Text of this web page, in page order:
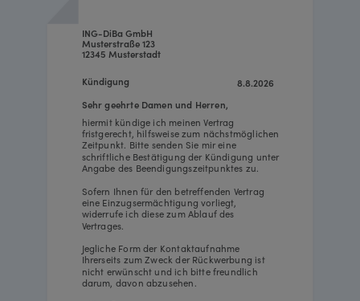
8.8.2026
ING-DiBa GmbH
Musterstraße 123
12345 Musterstadt
hiermit kündige ich meinen Vertrag
fristgerecht, hilfsweise zum nächstmöglichen
Zeitpunkt. Bitte senden Sie mir eine
schriftliche Bestätigung der Kündigung unter
Angabe des Beendigungszeitpunktes zu.
Sofern Ihnen für den betreffenden Vertrag
eine Einzugsermächtigung vorliegt,
widerrufe ich diese zum Ablauf des
Vertrages.
Jegliche Form der Kontaktaufnahme
Ihrerseits zum Zweck der Rückwerbung ist
nicht erwünscht und ich bitte freundlich
darum, davon abzusehen.
Sehr geehrte Damen und Herren,
Kündigung